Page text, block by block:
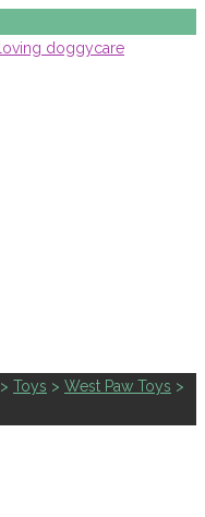
> Toys > West Paw Toys >